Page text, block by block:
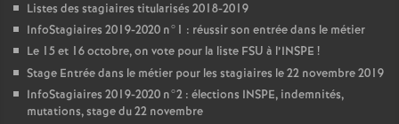
Listes des stagiaires titularisés 2018-2019
InfoStagiaires 2019-2020 n°1 : réussir son entrée dans le métier
Le 15 et 16 octobre, on vote pour la liste FSU à l’INSPE !
Stage Entrée dans le métier pour les stagiaires le 22 novembre 2019
InfoStagiaires 2019-2020 n°2 : élections INSPE, indemnités,
mutations, stage du 22 novembre